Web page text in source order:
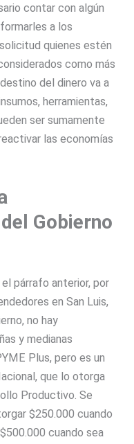
contar con algún
a los
quienes estén
como más
del dinero va a
herramientas,
ser sumamente
las economías
Gobierno
párrafo anterior, por
en San Luis,
no hay
y medianas
Plus, pero es un
que lo otorga
Productivo. Se
$250.000 cuando
cuando sea